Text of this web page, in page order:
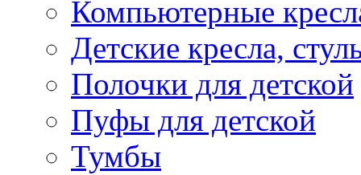
Компьютерные
Детские кресла,
Полочки для детской
Пуфы для детской
Тумбы